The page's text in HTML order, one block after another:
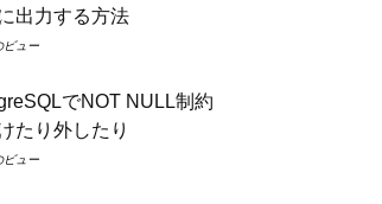
出力する方法
ビュー
でNOT NULL制約
たり外したり
ビュー